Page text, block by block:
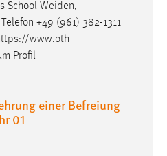
Profil
einer Befreiung
eines anderen
über den Europäischen